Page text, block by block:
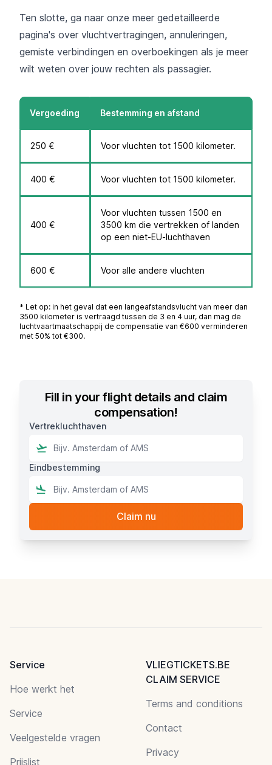
Ten slotte, ga naar onze meer gedetailleerde
pagina's over vluchtvertragingen, annuleringen,
gemiste verbindingen en overboekingen als je meer
wilt weten over jouw rechten als passagier.
Vergoeding Bestemming en afstand
250 € Voor vluchten tot 1500 kilometer.
400 € Voor vluchten tot 1500 kilometer.
400 €
Voor vluchten tussen 1500 en
3500 km die vertrekken of landen
op een niet-EU-luchthaven
600 € Voor alle andere vluchten
* Let op: in het geval dat een langeafstandsvlucht van meer dan
3500 kilometer is vertraagd tussen de 3 en 4 uur, dan mag de
luchtvaartmaatschappij de compensatie van €600 verminderen
met 50% tot €300.
Fill in your flight details and claim
compensation!
Vertrekluchthaven
Eindbestemming
Service
Hoe werkt het
Service
Veelgestelde vragen
Prijslist
VLIEGTICKETS.BE
CLAIM SERVICE
Terms and conditions
Contact
Privacy